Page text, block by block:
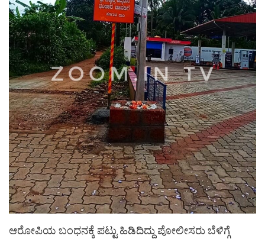
ಆರೋಪಿಯ ಬಂಧನಕ್ಕೆ ಪಟ್ಟು ಹಿಡಿದಿದ್ದು ಪೋಲೀಸರು ಬೆಳಿಗ್ಗೆ